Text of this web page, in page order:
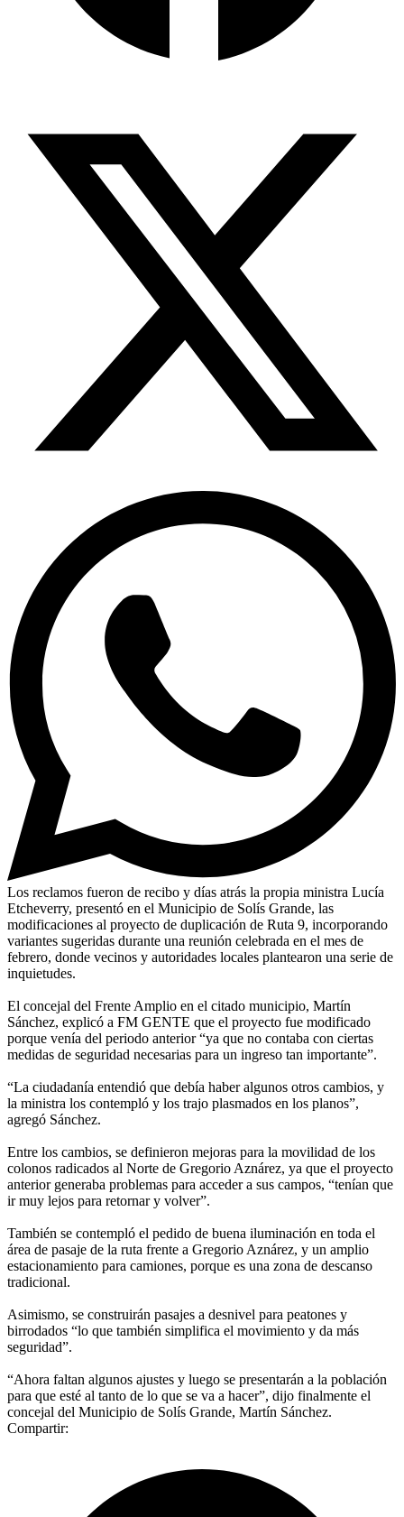
Los reclamos fueron de recibo y días atrás la propia ministra Lucía
Etcheverry, presentó en el Municipio de Solís Grande, las
modificaciones al proyecto de duplicación de Ruta 9, incorporando
variantes sugeridas durante una reunión celebrada en el mes de
febrero, donde vecinos y autoridades locales plantearon una serie de
inquietudes.
El concejal del Frente Amplio en el citado municipio, Martín
Sánchez, explicó a FM GENTE que el proyecto fue modificado
porque venía del periodo anterior “ya que no contaba con ciertas
medidas de seguridad necesarias para un ingreso tan importante”.
“La ciudadanía entendió que debía haber algunos otros cambios, y
la ministra los contempló y los trajo plasmados en los planos”,
agregó Sánchez.
Entre los cambios, se definieron mejoras para la movilidad de los
colonos radicados al Norte de Gregorio Aznárez, ya que el proyecto
anterior generaba problemas para acceder a sus campos, “tenían que
ir muy lejos para retornar y volver”.
También se contempló el pedido de buena iluminación en toda el
área de pasaje de la ruta frente a Gregorio Aznárez, y un amplio
estacionamiento para camiones, porque es una zona de descanso
tradicional.
Asimismo, se construirán pasajes a desnivel para peatones y
birrodados “lo que también simplifica el movimiento y da más
seguridad”.
“Ahora faltan algunos ajustes y luego se presentarán a la población
para que esté al tanto de lo que se va a hacer”, dijo finalmente el
concejal del Municipio de Solís Grande, Martín Sánchez.
Compartir: